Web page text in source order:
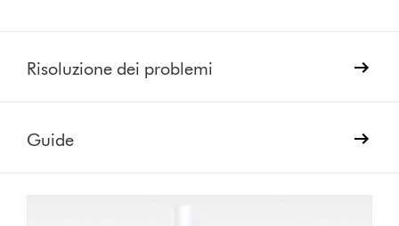
Risoluzione dei problemi
Guide